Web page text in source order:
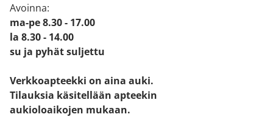
Avoinna:
ma-pe 8.30 - 17.00
la 8.30 - 14.00
su ja pyhät suljettu
Verkkoapteekki on aina auki.
Tilauksia käsitellään apteekin
aukioloaikojen mukaan.